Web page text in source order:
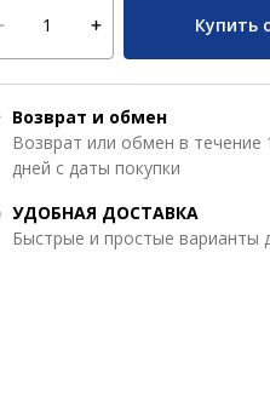
Купить
Возврат и обмен
Возврат или обмен в течение
дней с даты покупки
УДОБНАЯ ДОСТАВКА
Быстрые и простые варианты